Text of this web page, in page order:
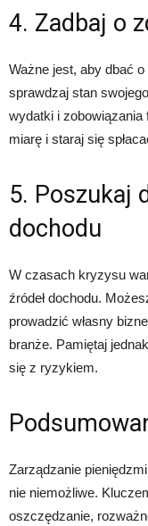
4. Zadbaj o
Ważne jest, aby dbać
sprawdzaj stan
wydatki i zobowiązania
miarę i staraj się
5. Poszukaj
dochodu
W czasach kryzysu
źródeł dochodu.
prowadzić własny
branże. Pamiętaj
się z ryzykiem.
Zarządzanie
nie niemożliwe.
oszczędzanie,